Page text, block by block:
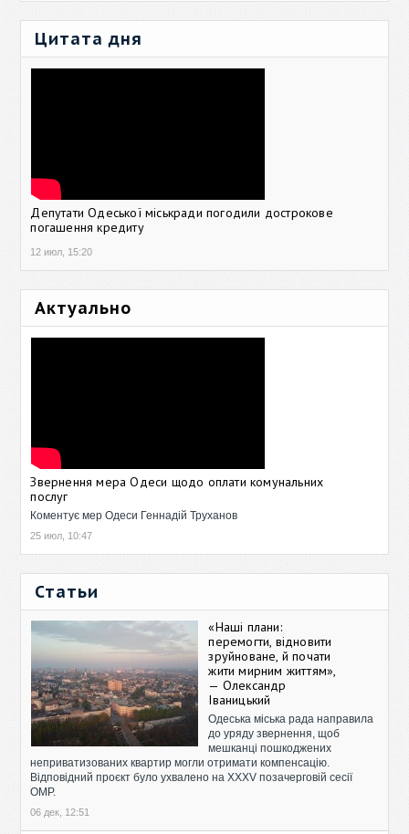
Цитата дня
Депутати Одеської міськради погодили дострокове
погашення кредиту
12 июл, 15:20
Актуально
Звернення мера Одеси щодо оплати комунальних
послуг
Коментує мер Одеси Геннадій Труханов
25 июл, 10:47
Статьи
«Наші плани:
перемогти, відновити
зруйноване, й почати
жити мирним життям»,
— Олександр
Іваницький
Одеська міська рада направила
до уряду звернення, щоб
мешканці пошкоджених
неприватизованих квартир могли отримати компенсацію.
Відповідний проєкт було ухвалено на XXXV позачерговій сесії
ОМР.
06 дек, 12:51